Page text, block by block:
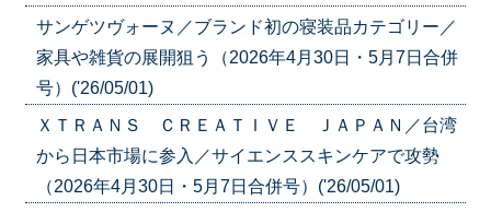
サンゲツヴォーヌ／ブランド初の寝装品カテゴリー／
家具や雑貨の展開狙う（2026年4月30日・5月7日合併
号）('26/05/01)
ＸＴＲＡＮＳ ＣＲＥＡＴＩＶＥ ＪＡＰＡＮ／台湾
から日本市場に参入／サイエンススキンケアで攻勢
（2026年4月30日・5月7日合併号）('26/05/01)